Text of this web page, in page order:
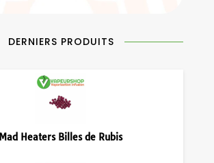
DERNIERS PRODUITS
Mad Heaters Billes de Rubis